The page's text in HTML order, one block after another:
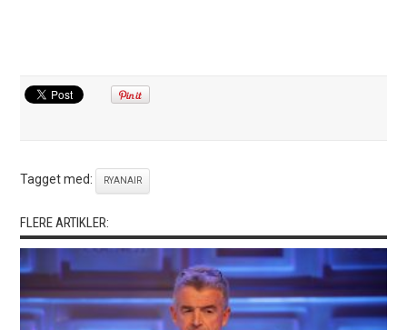
Tagget med: RYANAIR
FLERE ARTIKLER: